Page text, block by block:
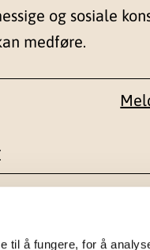
til å fungere, for å
og sosiale
medføre.